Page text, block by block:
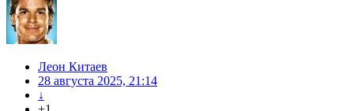
Леон Китаев
28 августа 2025, 21:14
↓